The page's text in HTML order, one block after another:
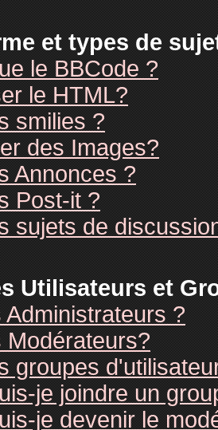
et types de
le BBCode ?
le HTML?
smilies ?
des Images?
Annonces ?
Post-it ?
sujets de
Utilisateurs et
?
Modérateurs?
groupes
je joindre un
je devenir le